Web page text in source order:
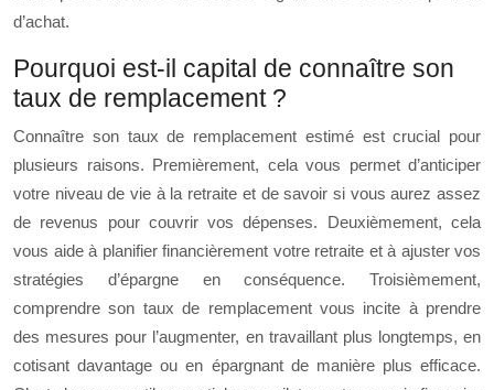
d’achat.
Pourquoi est-il capital de connaître son
taux de remplacement ?
Connaître son taux de remplacement estimé est crucial pour
plusieurs raisons. Premièrement, cela vous permet d’anticiper
votre niveau de vie à la retraite et de savoir si vous aurez assez
de revenus pour couvrir vos dépenses. Deuxièmement, cela
vous aide à planifier financièrement votre retraite et à ajuster vos
stratégies d’épargne en conséquence. Troisièmement,
comprendre son taux de remplacement vous incite à prendre
des mesures pour l’augmenter, en travaillant plus longtemps, en
cotisant davantage ou en épargnant de manière plus efficace.